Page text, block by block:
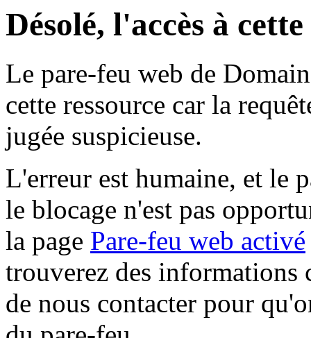
Désolé, l'accès à
Le pare-feu web de
cette ressource car la
jugée suspicieuse.
L'erreur est humaine, et le
le blocage n'est pas
la page Pare-feu web activé
trouverez des informations
de nous contacter pour